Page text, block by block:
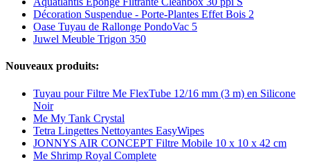
Décoration Suspendue - Porte-Plantes Effet Bois 2
Oase Tuyau de Rallonge PondoVac 5
Juwel Meuble Trigon 350
Nouveaux produits:
Tuyau pour Filtre Me FlexTube 12/16 mm (3 m) en Silicone
Noir
Me My Tank Crystal
Tetra Lingettes Nettoyantes EasyWipes
JONNYS AIR CONCEPT Filtre Mobile 10 x 10 x 42 cm
Me Shrimp Royal Complete